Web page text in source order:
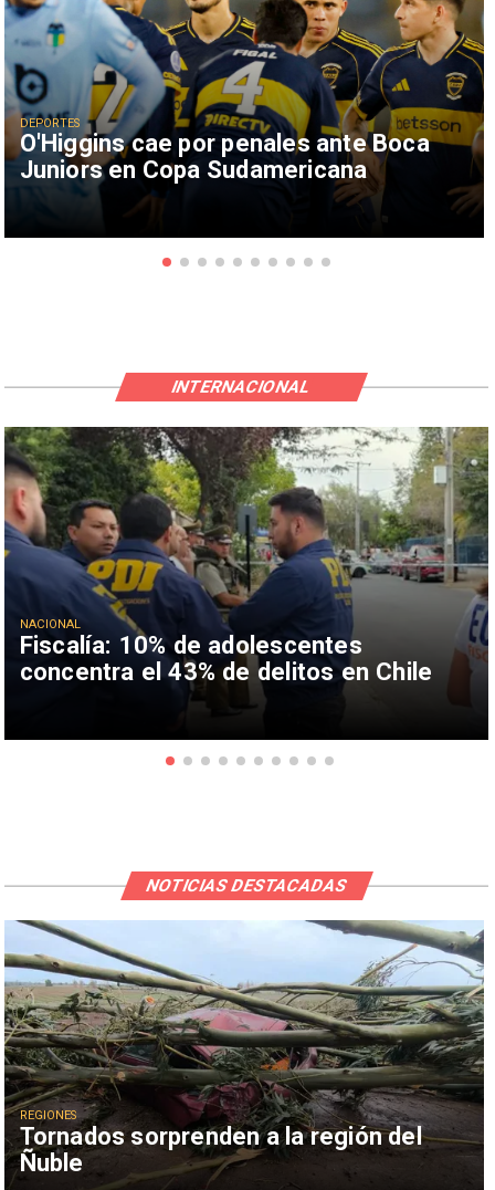
O'Higgins cae por penales ante Boca
Juniors en Copa Sudamericana
DEPORTES
Fiscalía: 10% de adolescentes
concentra el 43% de delitos en Chile
NACIONAL
INTERNACIONAL
Tornados sorprenden a la región del
Ñuble
REGIONES
NOTICIAS DESTACADAS